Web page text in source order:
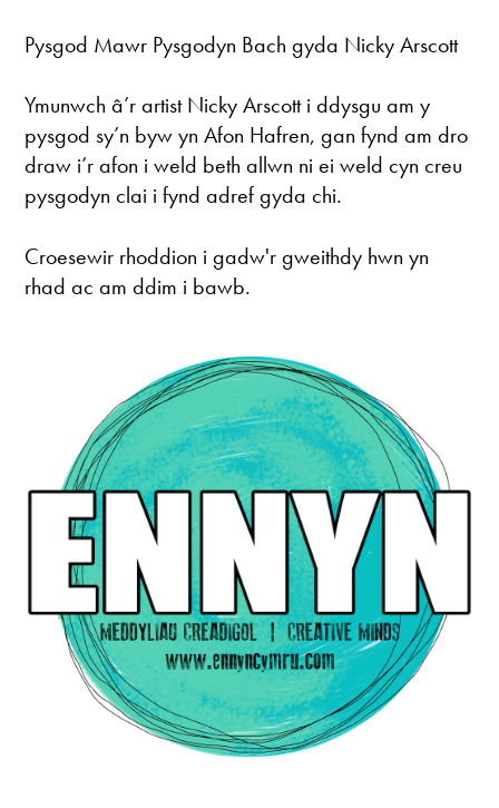
Pysgod Mawr Pysgodyn Bach gyda Nicky Arscott
Ymunwch â’r artist Nicky Arscott i ddysgu am y
pysgod sy’n byw yn Afon Hafren, gan fynd am dro
draw i’r afon i weld beth allwn ni ei weld cyn creu
pysgodyn clai i fynd adref gyda chi.
Croesewir rhoddion i gadw'r gweithdy hwn yn
rhad ac am ddim i bawb.